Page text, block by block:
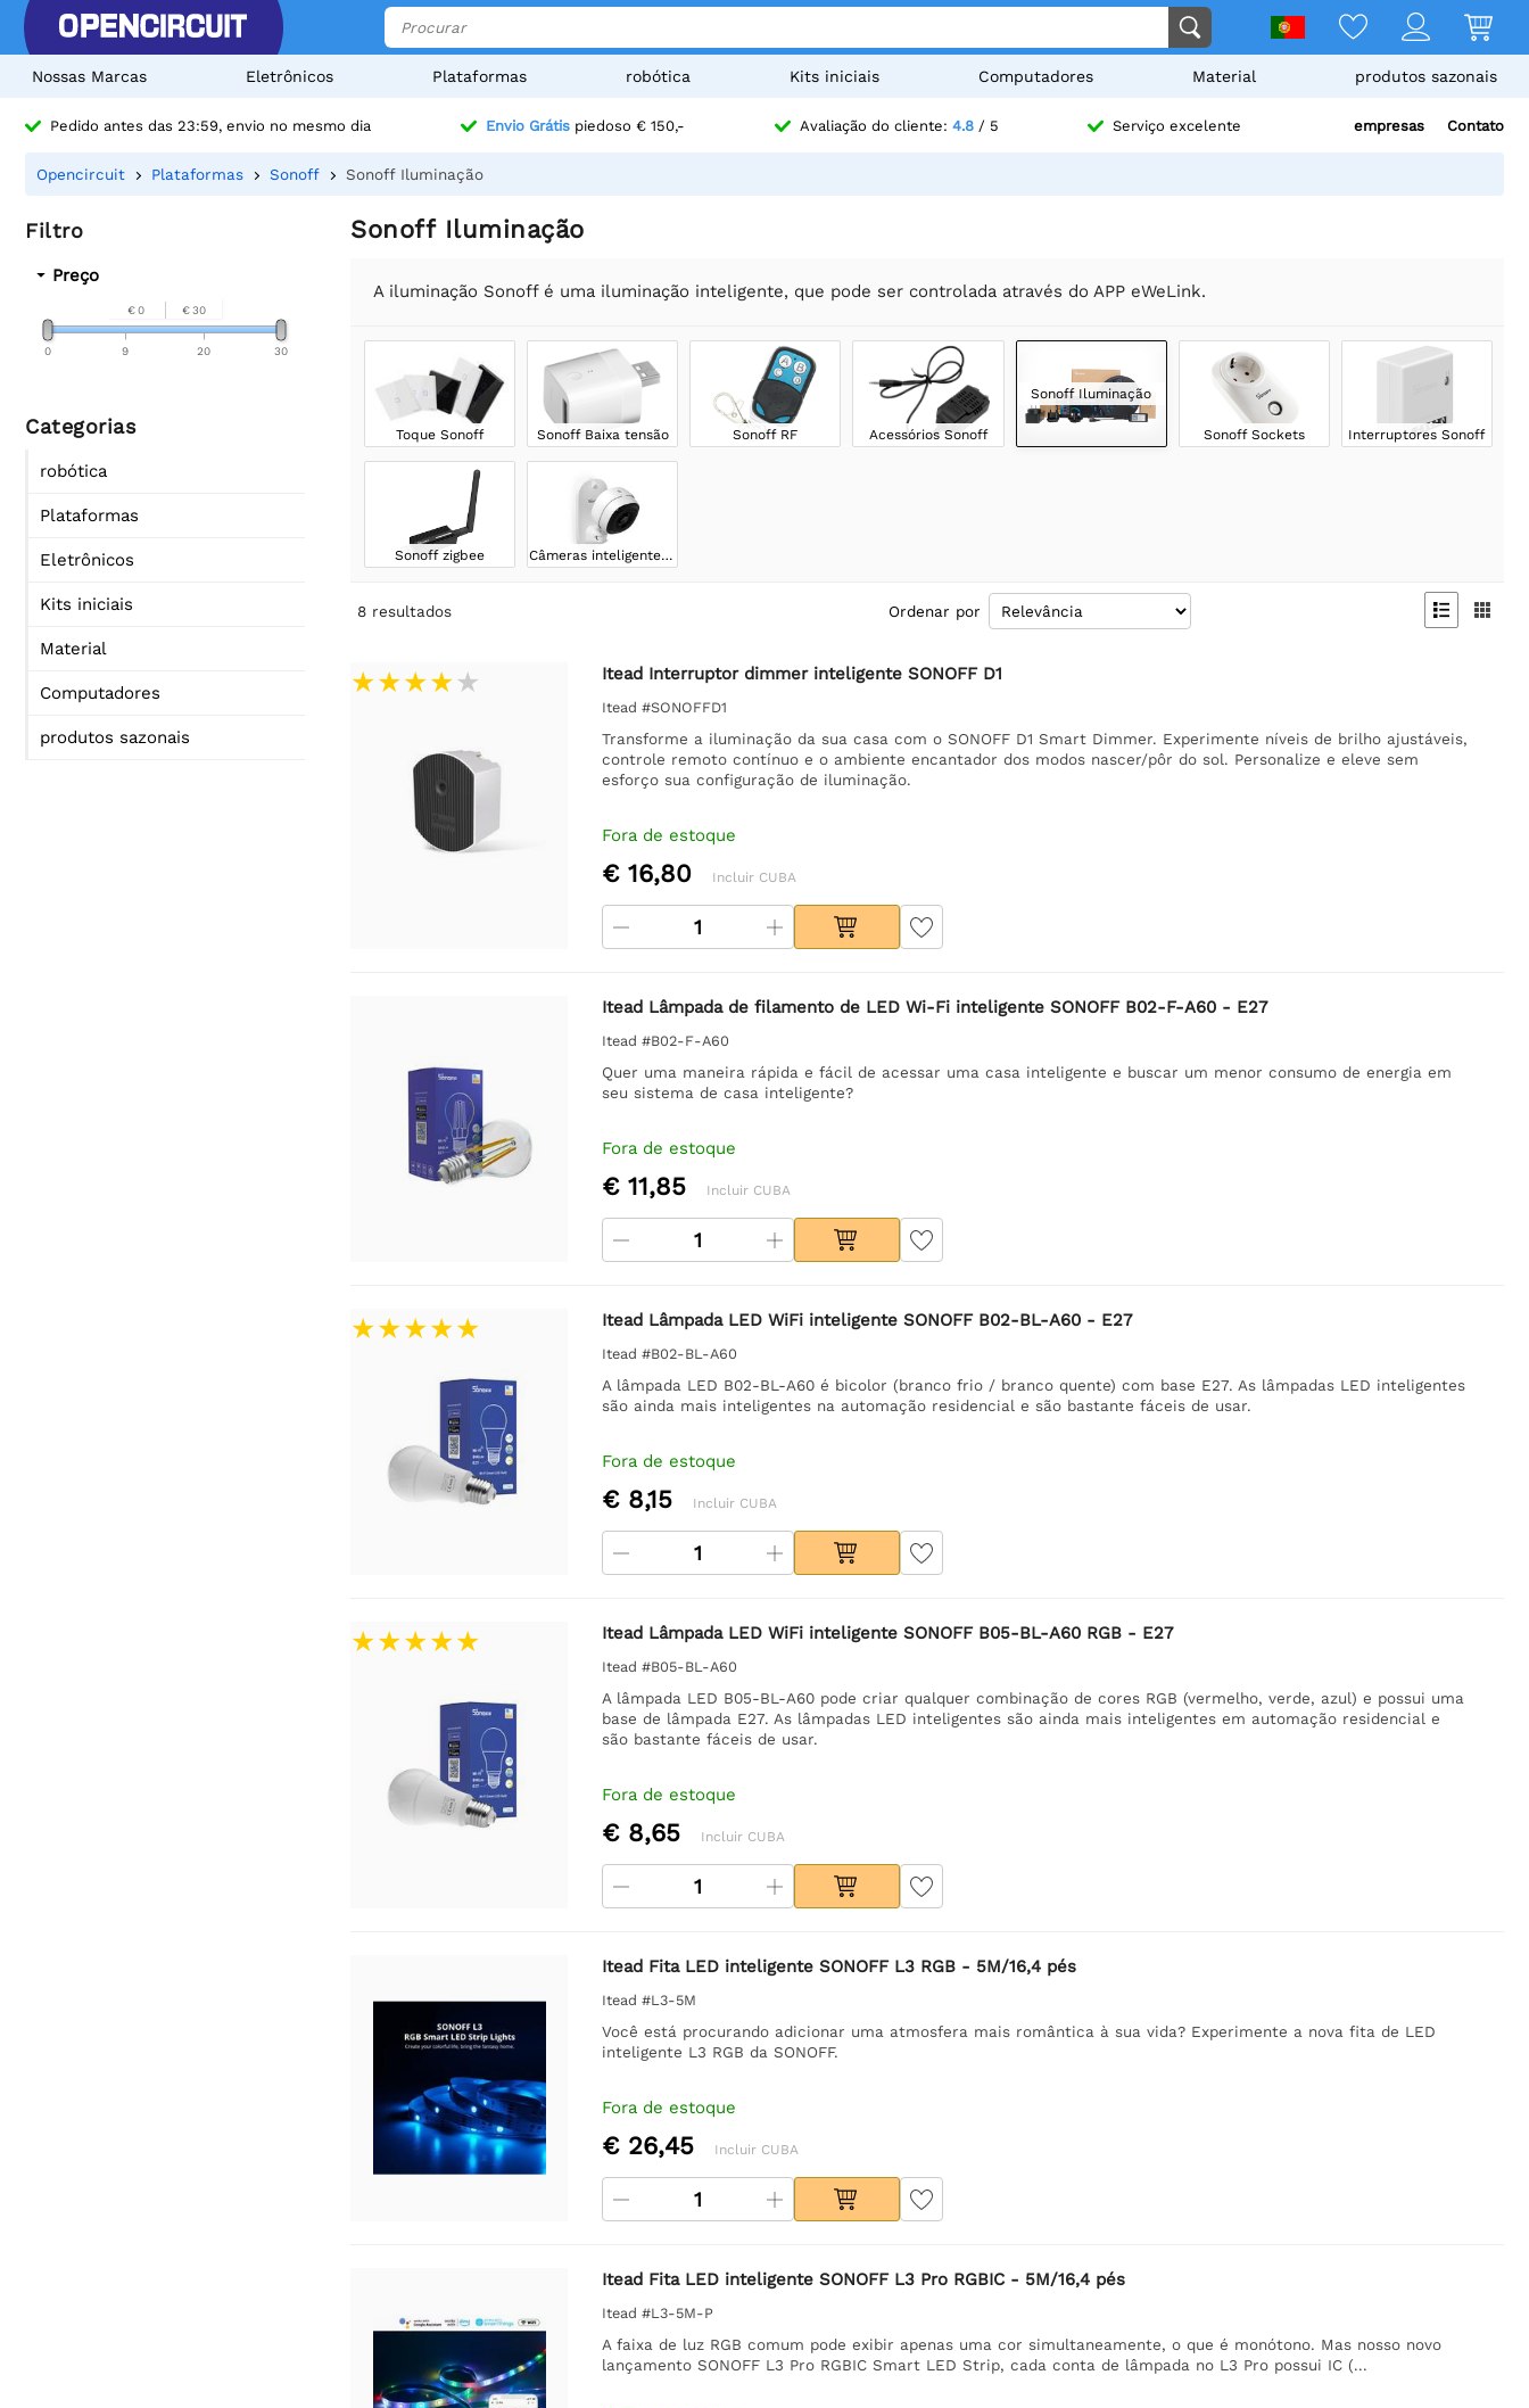
Nossas Marcas Eletrônicos Plataformas robótica Kits iniciais Computadores Material produtos sazonais
Pedido antes das 23:59, envio no mesmo dia Envio Grátispiedoso € 150,- Avaliação do cliente: 4.8/ 5 Serviço excelente empresas Contato
Opencircuit Plataformas Sonoff Sonoff Iluminação
Filtro
Preço
€ 0 € 30
0 30
9 20
Categorias
robótica
Plataformas
Eletrônicos
Kits iniciais
Material
Computadores
produtos sazonais
Sonoff Iluminação
A iluminação Sonoff é uma iluminação inteligente, que pode ser controlada através do APP eWeLink.
Toque Sonoff Sonoff Baixa tensão Sonoff RF Acessórios Sonoff
Sonoff Iluminação
Sonoff Sockets Interruptores Sonoff
Sonoff zigbee Câmeras inteligentes SONOFF
8 resultados Ordenar por  
Itead Interruptor dimmer inteligente SONOFF D1
Itead #SONOFFD1
Transforme a iluminação da sua casa com o SONOFF D1 Smart Dimmer. Experimente níveis de brilho ajustáveis,
controle remoto contínuo e o ambiente encantador dos modos nascer/pôr do sol. Personalize e eleve sem
esforço sua configuração de iluminação.
Fora de estoque
€ 16,80 Incluir CUBA
Itead Lâmpada de filamento de LED Wi-Fi inteligente SONOFF B02-F-A60 - E27
Itead #B02-F-A60
Quer uma maneira rápida e fácil de acessar uma casa inteligente e buscar um menor consumo de energia em
seu sistema de casa inteligente?
Fora de estoque
€ 11,85 Incluir CUBA
Itead Lâmpada LED WiFi inteligente SONOFF B02-BL-A60 - E27
Itead #B02-BL-A60
A lâmpada LED B02-BL-A60 é bicolor (branco frio / branco quente) com base E27. As lâmpadas LED inteligentes
são ainda mais inteligentes na automação residencial e são bastante fáceis de usar.
Fora de estoque
€ 8,15 Incluir CUBA
Itead Lâmpada LED WiFi inteligente SONOFF B05-BL-A60 RGB - E27
Itead #B05-BL-A60
A lâmpada LED B05-BL-A60 pode criar qualquer combinação de cores RGB (vermelho, verde, azul) e possui uma
base de lâmpada E27. As lâmpadas LED inteligentes são ainda mais inteligentes em automação residencial e
são bastante fáceis de usar.
Fora de estoque
€ 8,65 Incluir CUBA
Itead Fita LED inteligente SONOFF L3 RGB - 5M/16,4 pés
Itead #L3-5M
Você está procurando adicionar uma atmosfera mais romântica à sua vida? Experimente a nova fita de LED
inteligente L3 RGB da SONOFF.
Fora de estoque
€ 26,45 Incluir CUBA
Itead Fita LED inteligente SONOFF L3 Pro RGBIC - 5M/16,4 pés
Itead #L3-5M-P
A faixa de luz RGB comum pode exibir apenas uma cor simultaneamente, o que é monótono. Mas nosso novo
lançamento SONOFF L3 Pro RGBIC Smart LED Strip, cada conta de lâmpada no L3 Pro possui IC (...